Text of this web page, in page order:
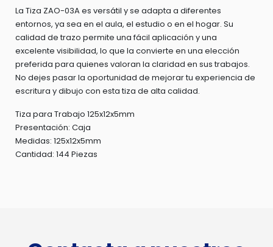
La Tiza ZAO-03A es versátil y se adapta a diferentes
entornos, ya sea en el aula, el estudio o en el hogar. Su
calidad de trazo permite una fácil aplicación y una
excelente visibilidad, lo que la convierte en una elección
preferida para quienes valoran la claridad en sus trabajos.
No dejes pasar la oportunidad de mejorar tu experiencia de
escritura y dibujo con esta tiza de alta calidad.
Tiza para Trabajo 125x12x5mm
Presentación: Caja
Medidas: 125x12x5mm
Cantidad: 144 Piezas